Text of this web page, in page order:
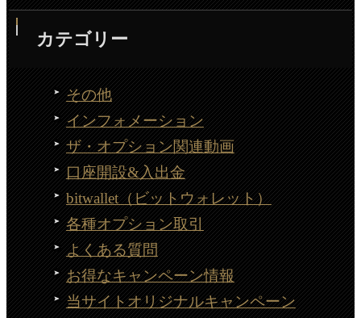
カテゴリー
その他
インフォメーション
ザ・オプション関連動画
口座開設&入出金
bitwallet（ビットウォレット）
各種オプション取引
よくある質問
お得なキャンペーン情報
当サイトオリジナルキャンペーン